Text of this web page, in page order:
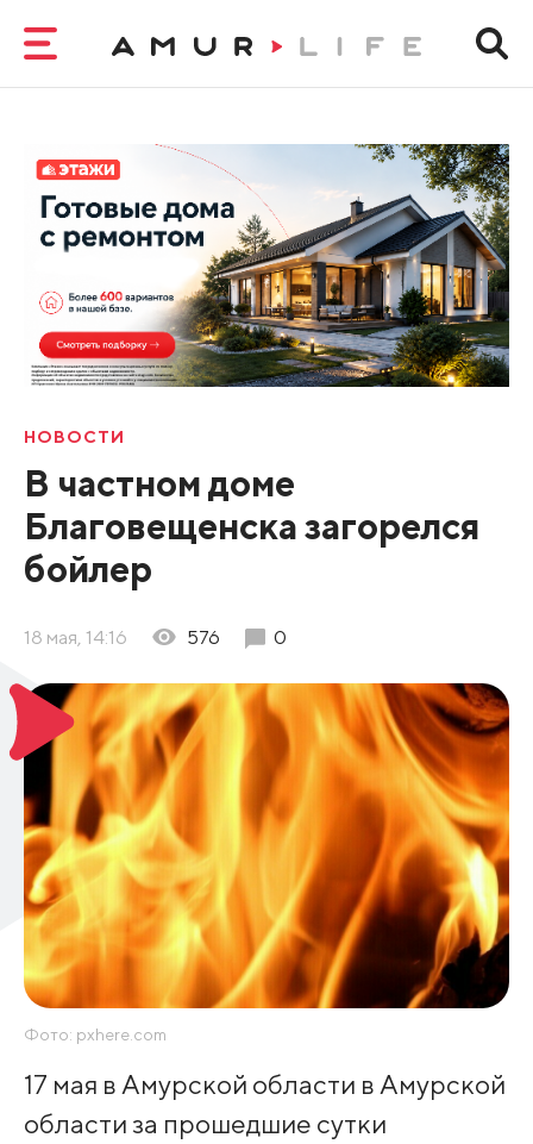
НОВОСТИ
В частном доме
Благовещенска загорелся
бойлер
18 мая, 14:16 576 0
Фото: pxhere.com
17 мая в Амурской области в Амурской
области за прошедшие сутки